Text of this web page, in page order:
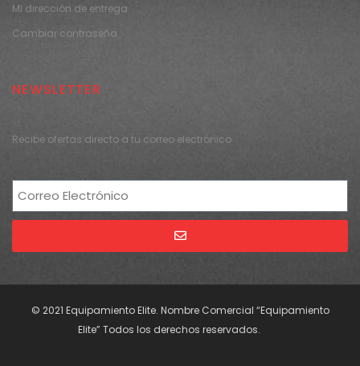
Mi dirección de entrega
Cambiar contraseña
NEWSLETTER
Recibe ofertas directo a tu correo electrónico
© 2021 Equipamiento Elite. Nombre Comercial “Equipamiento
Elite” Todos los derechos reservados.